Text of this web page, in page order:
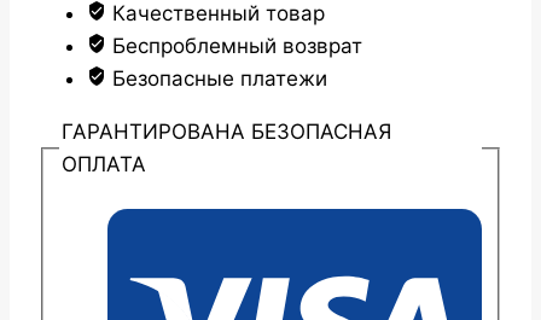
Качественный товар
Беспроблемный возврат
Безопасные платежи
ГАРАНТИРОВАНА БЕЗОПАСНАЯ
ОПЛАТА